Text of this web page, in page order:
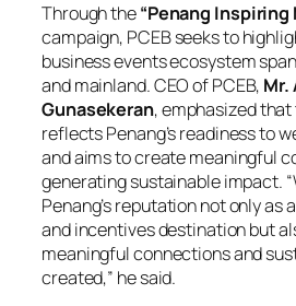
Through the“Penang Inspiring
campaign, PCEB seeks to
business events ecosystem
and mainland. CEO of PCEB, Mr.
Gunasekeran, emphasized
reflects Penang’s readiness to
and aims to create meaningful
generating sustainable impact.
Penang’s reputation not only as
and incentives destination but
meaningful connections and
created,” he said.